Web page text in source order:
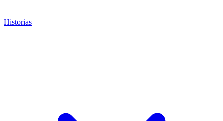
Historias